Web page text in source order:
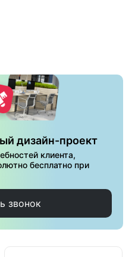
дизайн-проект
клиента,
бесплатно при
звонок